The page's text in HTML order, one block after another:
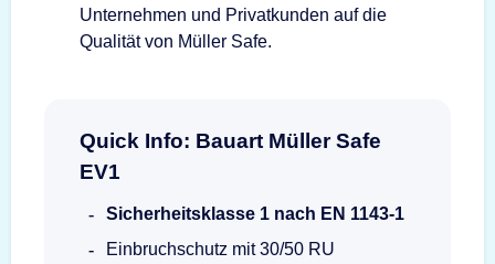
Unternehmen und Privatkunden auf die
Qualität von Müller Safe.
Quick Info: Bauart Müller Safe
EV1
Sicherheitsklasse 1 nach EN 1143-1
Einbruchschutz mit 30/50 RU